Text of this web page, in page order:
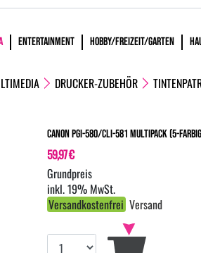
ENTERTAINMENT HOBBY/FREIZEIT/GARTEN
DRUCKER-ZUBEHÖR
Canon PGI-580/CLI-581 Multipack (5-
59,97 €
inkl. 19% MwSt.
Versandkostenfrei Versand